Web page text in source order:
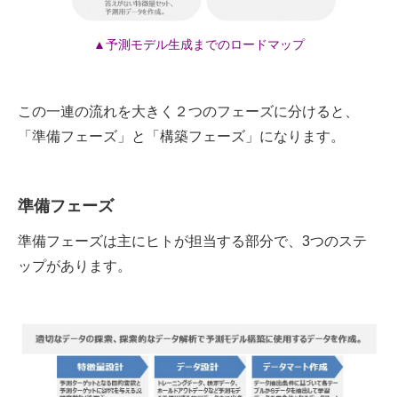
▲予測モデル生成までのロードマップ
この一連の流れを大きく２つのフェーズに分けると、
「準備フェーズ」と「構築フェーズ」になります。
準備フェーズ
準備フェーズは主にヒトが担当する部分で、3つのステ
ップがあります。